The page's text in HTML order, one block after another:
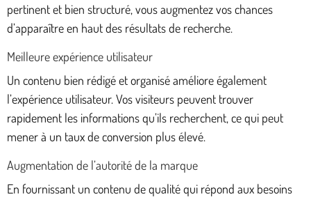
pertinent et bien structuré, vous augmentez vos chances
d’apparaître en haut des résultats de recherche.
Meilleure expérience utilisateur
Un contenu bien rédigé et organisé améliore également
l’expérience utilisateur. Vos visiteurs peuvent trouver
rapidement les informations qu’ils recherchent, ce qui peut
mener à un taux de conversion plus élevé.
Augmentation de l’autorité de la marque
En fournissant un contenu de qualité qui répond aux besoins